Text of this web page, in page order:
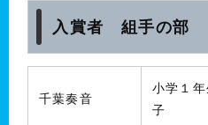
入賞者 組手の部
千葉奏音
小学１年
子